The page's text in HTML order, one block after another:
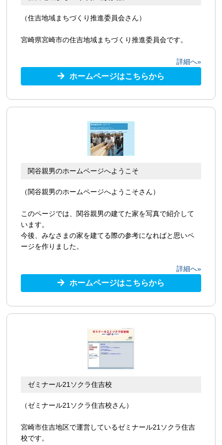
（住吉地域まちづくり推進委員会さん）
宮崎県宮崎市の住吉地域まちづくり推進委員会です。
詳細へ»
ホームページはこちらから
関谷親男のホームページへようこそ
（関谷親男のホームページへようこそさん）
このページでは、関谷親男の建てた家を写真で紹介して
います。
今後、みなさまの家を建てる際の参考になればと思いペ
ージを作りました。
詳細へ»
ホームページはこちらから
ゼミナール21ソクラ住吉校
（ゼミナール21ソクラ住吉校さん）
宮崎市住吉地区で運営しているゼミナール21ソクラ住吉
校です。